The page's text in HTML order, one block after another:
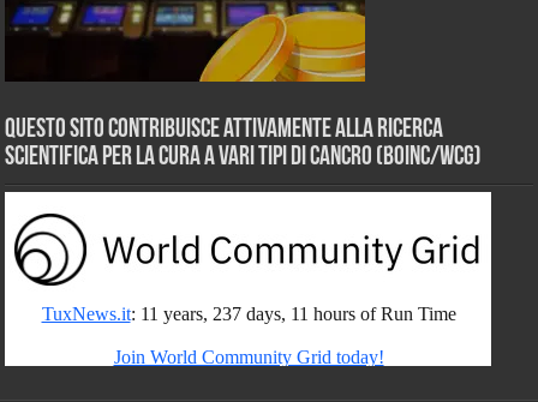
Questo sito contribuisce attivamente alla ricerca
scientifica per la cura a vari tipi di Cancro (BOINC/WCG)